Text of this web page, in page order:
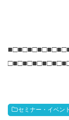
セミナー・イベン